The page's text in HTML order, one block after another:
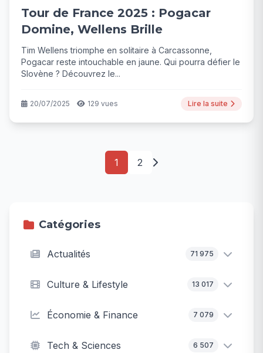
Tour de France 2025 : Pogacar
Domine, Wellens Brille
Tim Wellens triomphe en solitaire à Carcassonne,
Pogacar reste intouchable en jaune. Qui pourra défier le
Slovène ? Découvrez le...
20/07/2025 129 vues Lire la suite
1 2
Catégories
Actualités 71 975
Culture & Lifestyle 13 017
Économie & Finance 7 079
Tech & Sciences 6 507